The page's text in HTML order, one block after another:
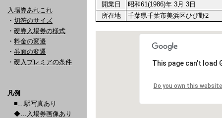
入場券あれこれ
・ 切符のサイズ
・ 硬券入場券の様式
・ 料金の変遷
・ 券面の変遷
・ 硬入プレミアの条件
凡例
■…駅写真あり
◆…入場券画像あり
開業日
昭和61(1986)年 3月 3日
所在地
千葉県千葉市美浜区ひび野2